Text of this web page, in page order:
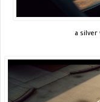
a silver